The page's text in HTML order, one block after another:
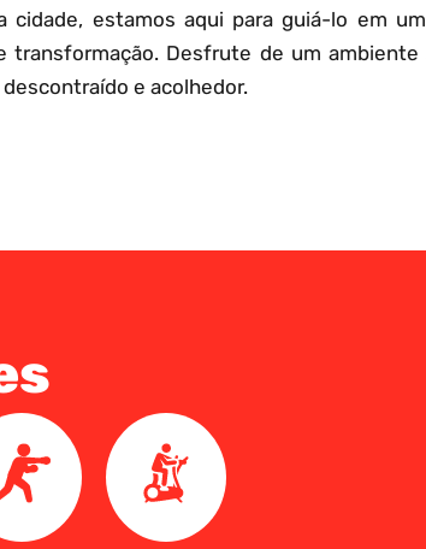
cidade, estamos aqui para guiá-lo em
transformação. Desfrute de um ambiente
e acolhedor.